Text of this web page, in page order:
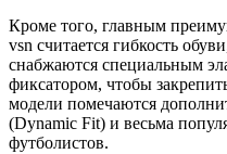
Кроме того, главным
vsn считается гибкость
снабжаются специальным
фиксатором, чтобы
модели помечаются
(Dynamic Fit) и весьма
футболистов.